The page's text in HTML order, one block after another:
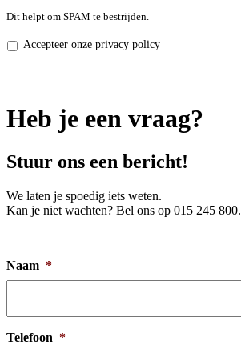
Dit helpt om SPAM te bestrijden.
Privacy
Accepteer onze privacy policy
Heb je een vraag?
Stuur ons een bericht!
We laten je spoedig iets weten.
Kan je niet wachten? Bel ons op 015 245 800.
Naam *
Telefoon *